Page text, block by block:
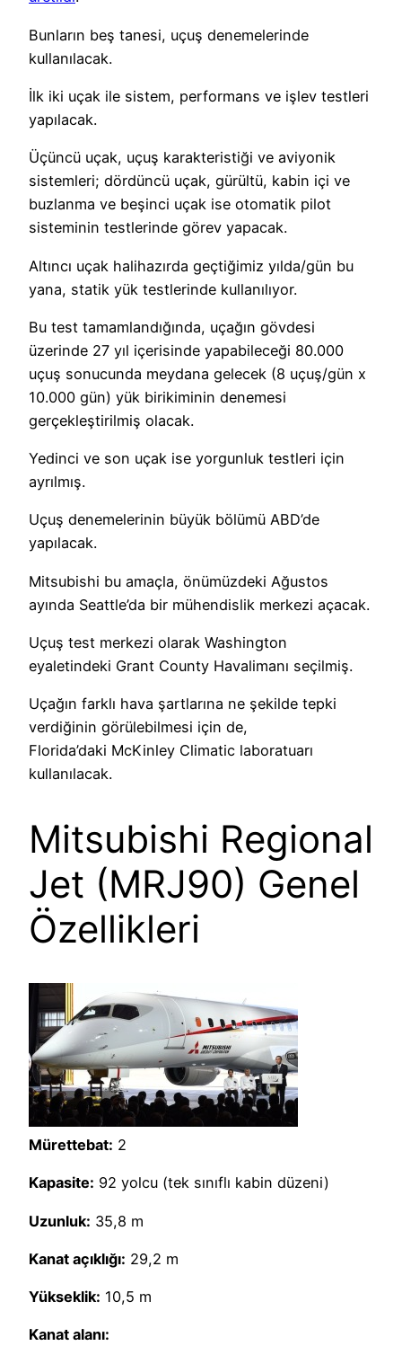
Bunların beş tanesi, uçuş denemelerinde
kullanılacak.
İlk iki uçak ile sistem, performans ve işlev testleri
yapılacak.
Üçüncü uçak, uçuş karakteristiği ve aviyonik
sistemleri; dördüncü uçak, gürültü, kabin içi ve
buzlanma ve beşinci uçak ise otomatik pilot
sisteminin testlerinde görev yapacak.
Altıncı uçak halihazırda geçtiğimiz yılda/gün bu
yana, statik yük testlerinde kullanılıyor.
Bu test tamamlandığında, uçağın gövdesi
üzerinde 27 yıl içerisinde yapabileceği 80.000
uçuş sonucunda meydana gelecek (8 uçuş/gün x
10.000 gün) yük birikiminin denemesi
gerçekleştirilmiş olacak.
Yedinci ve son uçak ise yorgunluk testleri için
ayrılmış.
Uçuş denemelerinin büyük bölümü ABD’de
yapılacak.
Mitsubishi bu amaçla, önümüzdeki Ağustos
ayında Seattle’da bir mühendislik merkezi açacak.
Uçuş test merkezi olarak Washington
eyaletindeki Grant County Havalimanı seçilmiş.
Uçağın farklı hava şartlarına ne şekilde tepki
verdiğinin görülebilmesi için de,
Florida’daki McKinley Climatic laboratuarı
kullanılacak.
Mitsubishi Regional
Jet (MRJ90) Genel
Özellikleri
Mürettebat: 2
Kapasite: 92 yolcu (tek sınıflı kabin düzeni)
Uzunluk: 35,8 m
Kanat açıklığı: 29,2 m
Yükseklik: 10,5 m
Kanat alanı: